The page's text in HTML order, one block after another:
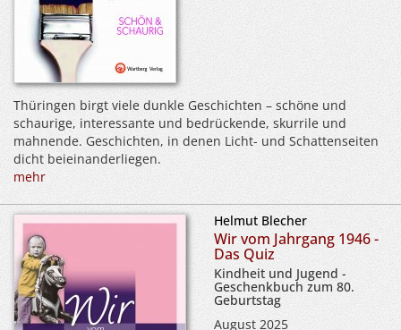
Thüringen birgt viele dunkle Geschichten – schöne und
schaurige, interessante und bedrückende, skurrile und
mahnende. Geschichten, in denen Licht- und Schattenseiten
dicht beieinanderliegen.
mehr
Helmut Blecher
Wir vom Jahrgang 1946 -
Das Quiz
Kindheit und Jugend -
Geschenkbuch zum 80.
Geburtstag
August 2025